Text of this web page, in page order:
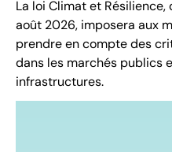
La loi Climat et
août 2026, imposera aux
prendre en compte des
dans les marchés publics
infrastructures.